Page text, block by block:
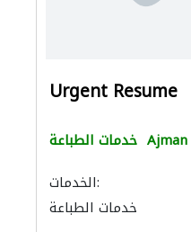
Urgent Resume
خدمات الطباعة Ajman
الخدمات:
خدمات الطباعة